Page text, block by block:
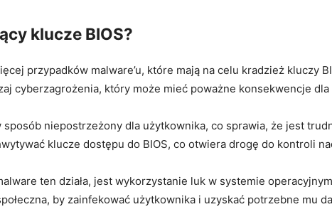
klucze BIOS?
przypadków malware’u, które mają na celu​ kradzież kluczy
cyberzagrożenia, który może mieć poważne konsekwencje
sposób​ niepostrzeżony ‌dla użytkownika, co sprawia, że jest
klucze dostępu do BIOS, co otwiera drogę do kontroli
ten działa, jest wykorzystanie luk⁣ w systemie
⁤by zainfekować użytkownika i uzyskać potrzebne mu